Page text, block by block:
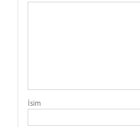
İsim